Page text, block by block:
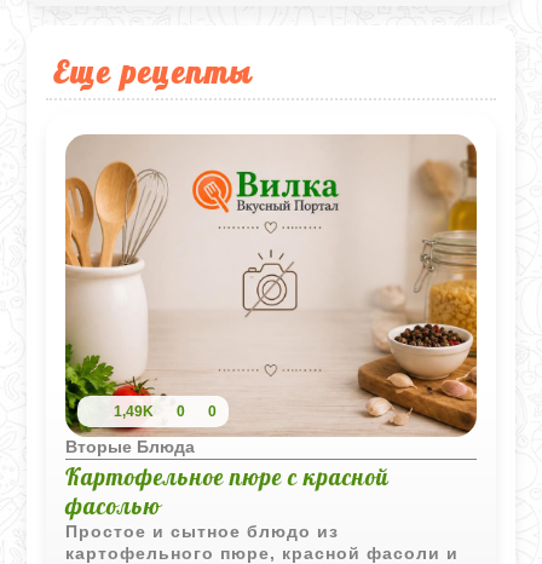
Еще рецепты
1,49K 0 0
Вторые Блюда
Картофельное пюре с красной
фасолью
Простое и сытное блюдо из
картофельного пюре, красной фасоли и